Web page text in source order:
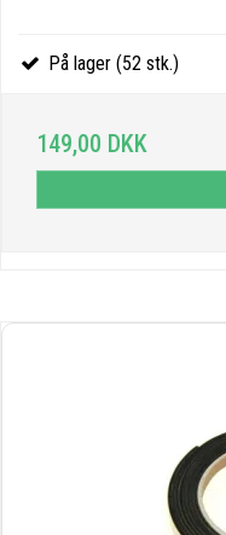
På lager (52 stk.)
149,00 DKK